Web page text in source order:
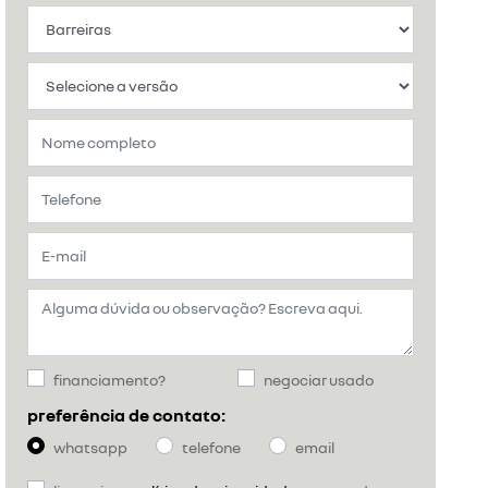
financiamento? negociar usado
preferência de contato:
whatsapp telefone email